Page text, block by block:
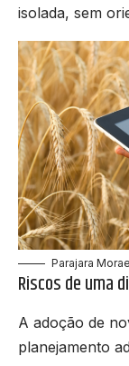
isolada, sem
Parajara
Riscos de uma
A adoção de
planejamento